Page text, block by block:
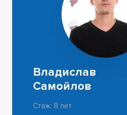
Владислав
Самойлов
Стаж: 8 лет